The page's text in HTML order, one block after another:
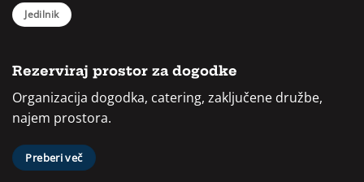
Jedilnik
Rezerviraj prostor za dogodke
Organizacija dogodka, catering, zaključene družbe,
najem prostora.
Preberi več